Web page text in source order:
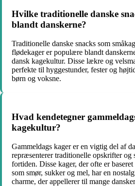
Hvilke traditionelle danske
blandt danskerne?
Traditionelle danske snacks som
flødekager er populære blandt
dansk kagekultur. Disse lækre og
perfekte til hyggestunder, fester og
børn og voksne.
Hvad kendetegner
kagekultur?
Gammeldags kager er en vigtig del af
repræsenterer traditionelle opskrifter og
fortiden. Disse kager, der ofte er
som smør, sukker og mel, har en
charme, der appellerer til mange